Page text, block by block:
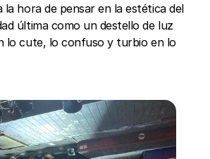
la hora de pensar en la estética del
última como un destello de luz
lo cute, lo confuso y turbio en lo